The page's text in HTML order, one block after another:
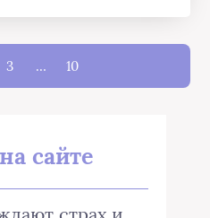
3 … 10
сайте